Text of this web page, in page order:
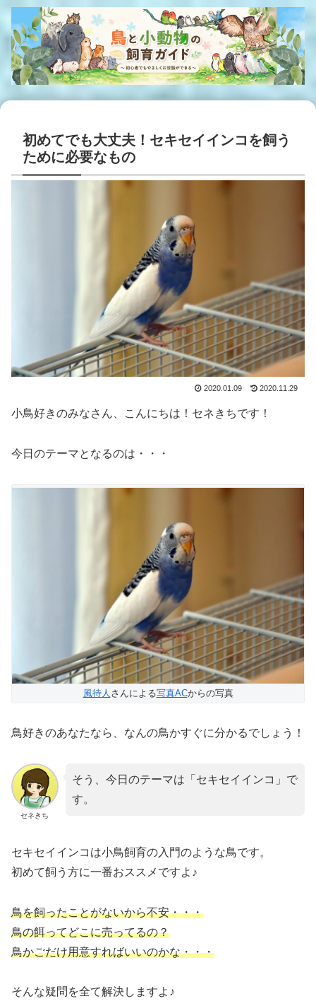
初めてでも大丈夫！セキセイインコを飼う
ために必要なもの
2020.01.09 2020.11.29
小鳥好きのみなさん、こんにちは！セネきちです！
今日のテーマとなるのは・・・
風待人 さんによる写真ACからの写真
鳥好きのあなたなら、なんの鳥かすぐに分かるでしょう！
セネきち
そう、今日のテーマは「セキセイインコ」で
す。
セキセイインコは小鳥飼育の入門のような鳥です。
初めて飼う方に一番おススメですよ♪
鳥を飼ったことがないから不安・・・
鳥の餌ってどこに売ってるの？
鳥かごだけ用意すればいいのかな・・・
そんな疑問を全て解決しますよ♪